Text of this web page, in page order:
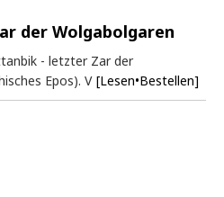
der Wolgabolgaren
- letzter Zar der
Epos). V [Lesen•Bestellen]